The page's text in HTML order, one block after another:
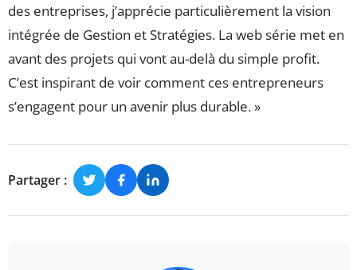
des entreprises, j’apprécie particulièrement la vision
intégrée de Gestion et Stratégies. La web série met en
avant des projets qui vont au-delà du simple profit.
C’est inspirant de voir comment ces entrepreneurs
s’engagent pour un avenir plus durable. »
Partager :